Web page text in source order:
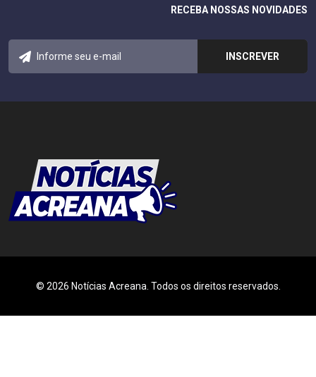
RECEBA NOSSAS NOVIDADES
© 2026 Notícias Acreana. Todos os direitos reservados.